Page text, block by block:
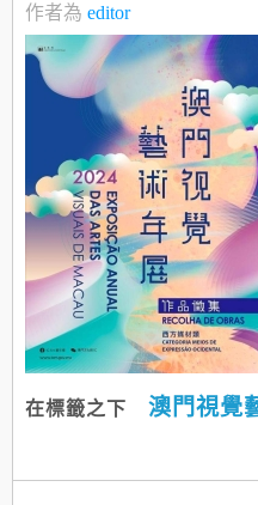
作者為 editor
在標籤之下 澳門視覺